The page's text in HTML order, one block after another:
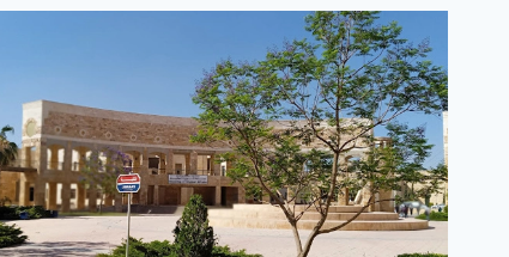
شروط
القبول،
الرسوم
الدراسية،
وكيفية
التقديم